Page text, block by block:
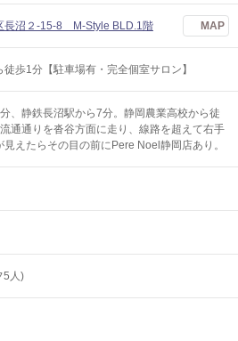
長沼２-15-8 M-Style BLD.1階 MAP
歩1分【駐車場有・完全個室サロン】
、静鉄長沼駅から7分。静岡農業高校から徒
通通りを沓谷方面に走り、線路を超えて右手
見えたらその目の前にPere Noel静岡店あり。
5人)